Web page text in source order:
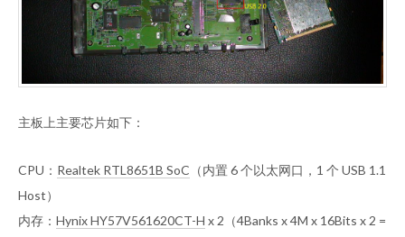
主板上主要芯片如下：
CPU： Realtek RTL8651B SoC （内置 6 个以太网口，1 个 USB 1.1
Host）
内存： Hynix HY57V561620CT-H x 2（4Banks x 4M x 16Bits x 2 =